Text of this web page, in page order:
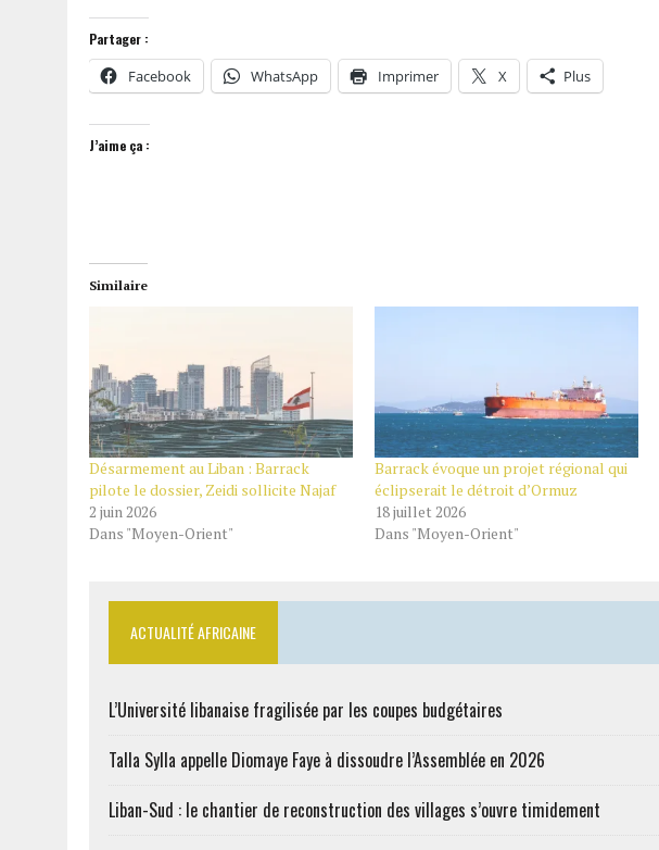
Partager :
Facebook WhatsApp Imprimer X Plus
J’aime ça :
Similaire
Désarmement au Liban : Barrack
pilote le dossier, Zeidi sollicite Najaf
2 juin 2026
Dans "Moyen-Orient"
Barrack évoque un projet régional qui
éclipserait le détroit d’Ormuz
18 juillet 2026
Dans "Moyen-Orient"
ACTUALITÉ AFRICAINE
L’Université libanaise fragilisée par les coupes budgétaires
Talla Sylla appelle Diomaye Faye à dissoudre l’Assemblée en 2026
Liban-Sud : le chantier de reconstruction des villages s’ouvre timidement